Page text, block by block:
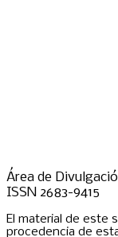
Área de
ISSN 2683-9415
El material de este
procedencia de